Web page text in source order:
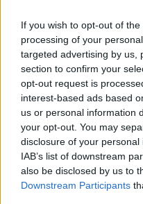
If you wish to opt-out of
processing of your
targeted advertising by us,
section to confirm your
opt-out request is
interest-based ads based
us or personal information
your opt-out. You may
disclosure of your
IAB’s list of downstream
also be disclosed by us to
Downstream Participants